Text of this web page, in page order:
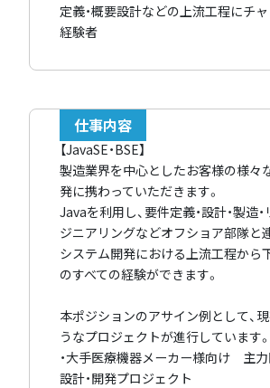
定義・概要設計などの上流工程にチ
経験者
仕事内容
【JavaSE・BSE】
製造業界を中心としたお客様の様々
発に携わっていただきます。
Javaを利用し、要件定義・設計・製造
ジニアリングなどオフショア部隊と
システム開発における上流工程から
のすべての経験ができます。
本ポジションのアサイン例として、現
うなプロジェクトが進行しています。
・大手医療機器メーカー様向け 主
設計・開発プロジェクト